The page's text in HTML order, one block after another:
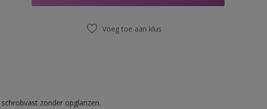
Voeg toe aan klus
zonder opglanzen.